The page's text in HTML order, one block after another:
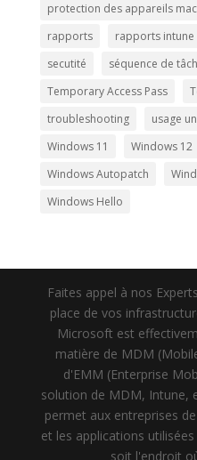
protection des appareils
rapports
rapports intune
secutité
séquence de
Temporary Access Pass
troubleshooting
usage
Windows 11
Windows 12
Windows Autopatch
Windows Hello
Faites appel à nos
place de vos
Microsoft est
matière de MDM
d'EMM (Enterprise
solution de MDM, Intune,
permet aux entreprises
et les applications
soit l'endroit